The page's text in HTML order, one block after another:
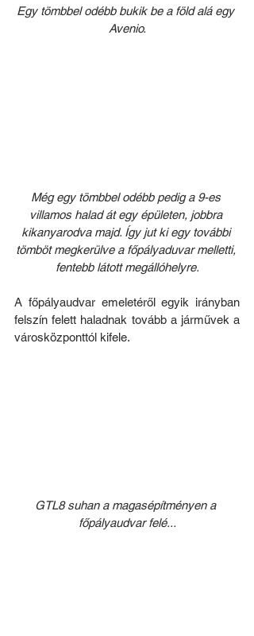
Egy tömbbel odébb bukik be a föld alá egy
Avenio.
Még egy tömbbel odébb pedig a 9-es
villamos halad át egy épületen, jobbra
kikanyarodva majd. Így jut ki egy további
tömböt megkerülve a főpályaduvar melletti,
fentebb látott megállóhelyre.
A főpályaudvar emeletéről egyik irányban
felszín felett haladnak tovább a járművek a
városközponttól kifele.
GTL8 suhan a magasépítményen a
főpályaudvar felé...